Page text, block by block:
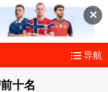
✕
导航
十名